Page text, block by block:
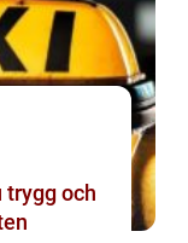
trygg och